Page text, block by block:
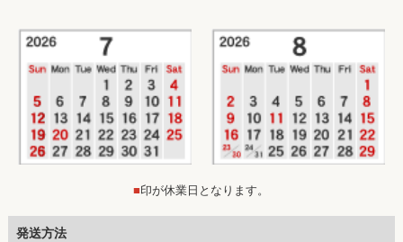
■印が休業日となります。
発送方法